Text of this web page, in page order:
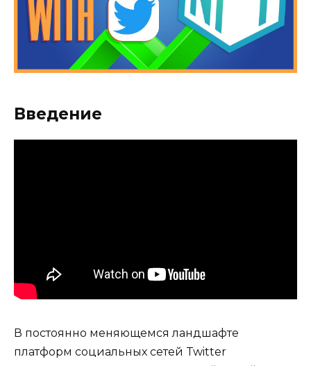
Введение
В постоянно меняющемся ландшафте
платформ социальных сетей Twitter